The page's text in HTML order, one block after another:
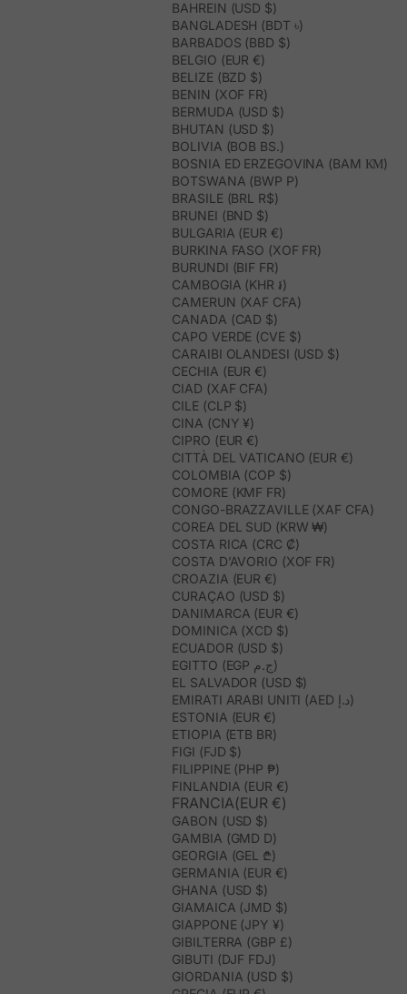
BAHREIN (USD $)
BANGLADESH (BDT ৳)
BARBADOS (BBD $)
BELGIO (EUR €)
BELIZE (BZD $)
BENIN (XOF FR)
BERMUDA (USD $)
BHUTAN (USD $)
BOLIVIA (BOB BS.)
BOSNIA ED ERZEGOVINA (BAM КМ)
BOTSWANA (BWP P)
BRASILE (BRL R$)
BRUNEI (BND $)
BULGARIA (EUR €)
BURKINA FASO (XOF FR)
BURUNDI (BIF FR)
CAMBOGIA (KHR ៛)
CAMERUN (XAF CFA)
CANADA (CAD $)
CAPO VERDE (CVE $)
CARAIBI OLANDESI (USD $)
CECHIA (EUR €)
CIAD (XAF CFA)
CILE (CLP $)
CINA (CNY ¥)
CIPRO (EUR €)
CITTÀ DEL VATICANO (EUR €)
COLOMBIA (COP $)
COMORE (KMF FR)
CONGO-BRAZZAVILLE (XAF CFA)
COREA DEL SUD (KRW ₩)
COSTA RICA (CRC ₡)
COSTA D’AVORIO (XOF FR)
CROAZIA (EUR €)
CURAÇAO (USD $)
DANIMARCA (EUR €)
DOMINICA (XCD $)
ECUADOR (USD $)
EGITTO (EGP ج.م)
EL SALVADOR (USD $)
EMIRATI ARABI UNITI (AED د.إ)
ESTONIA (EUR €)
ETIOPIA (ETB BR)
FIGI (FJD $)
FILIPPINE (PHP ₱)
FINLANDIA (EUR €)
FRANCIA(EUR €)
GABON (USD $)
GAMBIA (GMD D)
GEORGIA (GEL ₾)
GERMANIA (EUR €)
GHANA (USD $)
GIAMAICA (JMD $)
GIAPPONE (JPY ¥)
GIBILTERRA (GBP £)
GIBUTI (DJF FDJ)
GIORDANIA (USD $)